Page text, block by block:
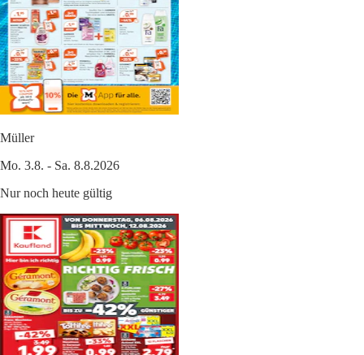
Müller
Mo. 3.8. - Sa. 8.8.2026
Nur noch heute gültig